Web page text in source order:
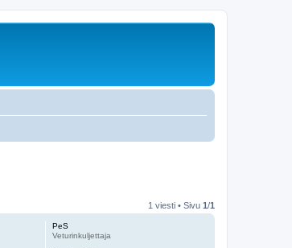
1 viesti • Sivu 1/1
PeS
Veturinkuljettaja